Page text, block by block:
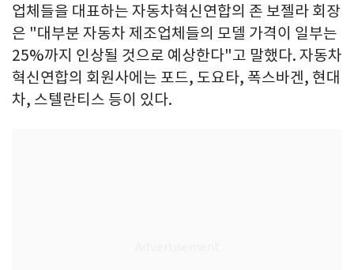
업체들을 대표하는 자동차혁신연합의 존 보젤라 회장
은 "대부분 자동차 제조업체들의 모델 가격이 일부는
25%까지 인상될 것으로 예상한다"고 말했다. 자동차
혁신연합의 회원사에는 포드, 도요타, 폭스바겐, 현대
차, 스텔란티스 등이 있다.